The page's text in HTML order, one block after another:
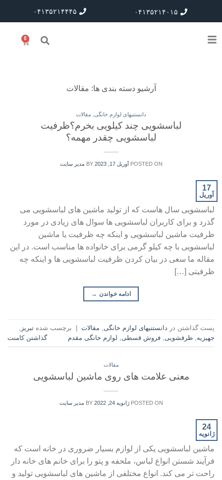
۰۴۱۳۵۲۱۴۰۱۵ ۰۴۱۳۵۲۱۴۴۴۵
0
آرشیو دسته بندی ها: مقالات
دانستنیهای لوازم خانگی مقالات
لباسشویی چند کیلویی بخرم؟ظرفیت
لباسشویی چقدر مهمه؟
POSTED ON آوریل 17, 2023 BY مدیر سایت
17
آوریل
لباسشویی سال هاست که از تولید ماشین های لباسشویی می
گذرد و برای کاربران لباسشویی ها سوال های زیادی در مورد
ظرفیت ماشین لباسشویی و اینکه چه ظرفیت یا ماشین
لباسشویی با چه کیلو گرمی برای خانواده ها مناسب است. در این
مقاله ما سعی در بیان کردن ظرفیت لباسشویی ها و اینکه چه
ظرفیتی […]
ادامه خواندن →
پست گذاشتن در دانستنیهای لوازم خانگی مقالات برچسب شده تبریز
جهیزیه ظرفشویی فروش قسطی لوازم خانگی مقدم گذاشتن کامنت
مقالات
معنی علامت های روی ماشین لباسشویی
POSTED ON ژانویه 24, 2022 BY مدیر سایت
24
ژانویه
ماشین لباسشویی یکی از لوازم بسیار ضروری در خانه است که
فرآیند شستن انواع لباس، ملحفه و پتو را برای خانم های خانه دار
راحت تر می کند. انواع مختلفی از ماشین های لباسشویی تولید و